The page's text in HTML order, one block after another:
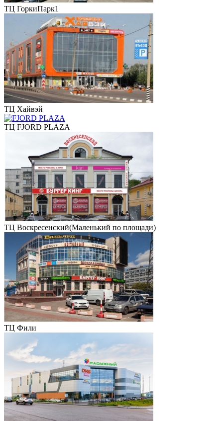
ТЦ ГоркиПарк1
ТЦ Хайвэй
ТЦ FJORD PLAZA
ТЦ Воскресенский(Маленький по площади)
ТЦ Фили